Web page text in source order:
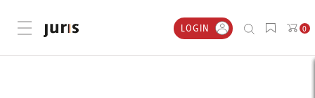
Menü öffnen LOGIN 0